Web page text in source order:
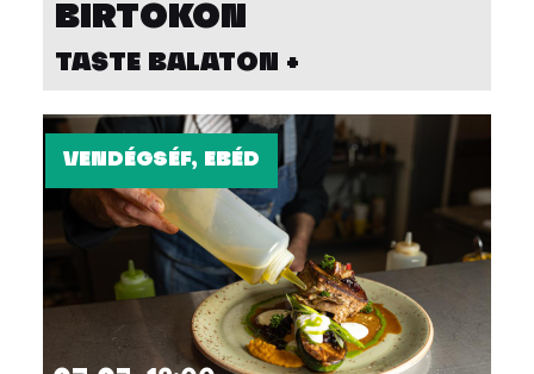
BIRTOKON
TASTE BALATON +
VENDÉGSÉF, EBÉD